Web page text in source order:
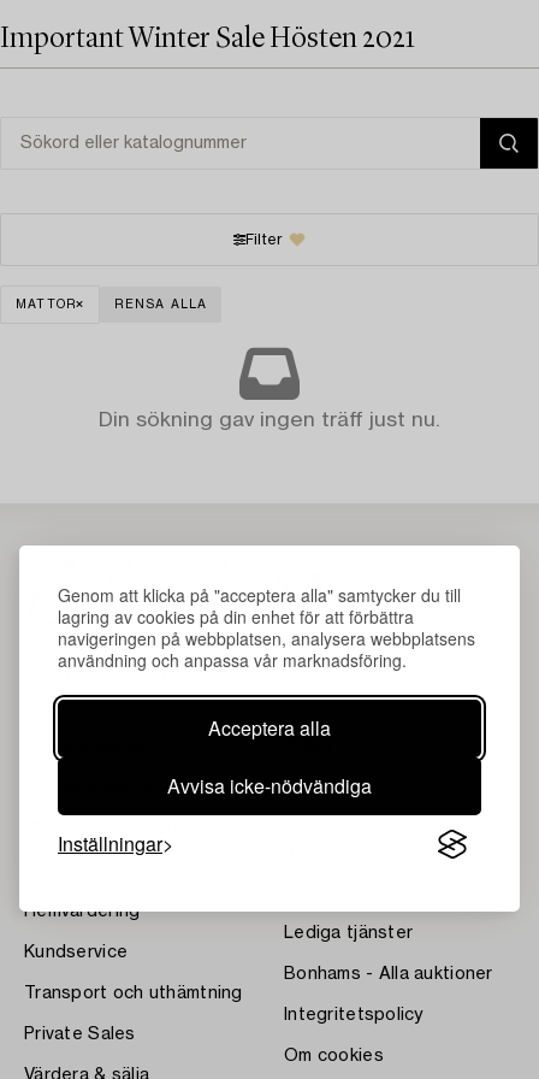
Genom att klicka på "acceptera alla" samtycker du till
lagring av cookies på din enhet för att förbättra
navigeringen på webbplatsen, analysera webbplatsens
användning och anpassa vår marknadsföring.
Acceptera alla
Avvisa icke-nödvändiga
Inställningar
Important Winter Sale Hösten 2021
Filter
MATTOR RENSA ALLA
Din sökning gav ingen träff just nu.
Kontakta våra specialister
Hemvärdering
Kundservice
Transport och uthämtning
Private Sales
Värdera & sälja
Bukipedia
Lediga tjänster
Bonhams - Alla auktioner
Integritetspolicy
Om cookies